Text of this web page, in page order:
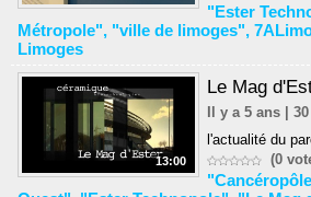
"Ester
Métropole", "ville de limoges",
Limoges
13:00
Le Mag
Il y a 5 ans |
l'actualité du
(0